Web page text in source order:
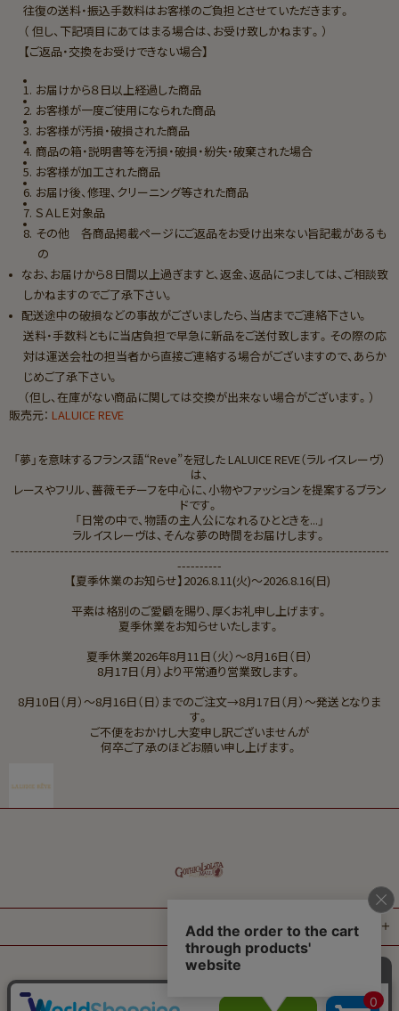
往復の送料・振込手数料はお客様のご負担とさせていただきます。
（ 但し、下記項目にあてはまる場合は、お受け致しかねます。）
【ご返品・交換をお受けできない場合】
お届けから８日以上経過した商品
お客様が一度ご使用になられた商品
お客様が汚損・破損された商品
商品の箱・説明書等を汚損・破損・紛失・破棄された場合
お客様が加工された商品
お届け後、修理、クリーニング等された商品
ＳＡＬＥ対象品
その他 各商品掲載ページにご返品をお受け出来ない旨記載があるも
の
なお、お届けから８日間以上過ぎますと、返金、返品につましては、ご相談致
しかねますのでご了承下さい。
配送途中の破損などの事故がございましたら、当店までご連絡下さい。
送料・手数料ともに当店負担で早急に新品をご送付致します。その際の応
対は運送会社の担当者から直接ご連絡する場合がございますので、あらか
じめご了承下さい。
（但し、在庫がない商品に関しては交換が出来ない場合がございます。）
販売元： LALUICE REVE
「夢」を意味するフランス語“Reve”を冠した LALUICE REVE（ラルイスレーヴ）
は、
レースやフリル、薔薇モチーフを中心に、小物やファッションを提案するブラン
ドです。
「日常の中で、物語の主人公になれるひとときを...」
ラルイスレーヴは、そんな夢の時間をお届けします。
-------------------------------------------------------------------------------------
----------
【夏季休業のお知らせ】2026.8.11(火)～2026.8.16(日)
平素は格別のご愛顧を賜り、厚くお礼申し上げます。
夏季休業をお知らせいたします。
夏季休業2026年8月11日（火）～8月16日（日）
8月17日（月）より平常通り営業致します。
8月10日（月）～8月16日（日）までのご注文→8月17日（月）～発送となりま
す。
ご不便をおかけし大変申し訳ございませんが
何卒ご了承のほどお願い申し上げます。
ご案内
© 2024 GOTHIC AND LOLITA MARKET